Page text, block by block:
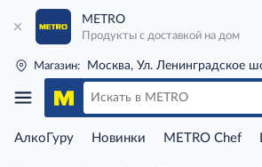
METRO
Продукты с доставкой на дом
Магазин: Москва, Ул. Ленинградское
АлкоГуру Новинки METRO Chef